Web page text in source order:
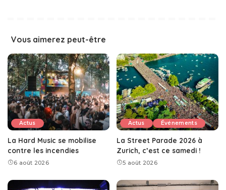
Vous aimerez peut-être
Actus
La Hard Music se mobilise
contre les incendies
6 août 2026
Actus Événements
La Street Parade 2026 à
Zurich, c’est ce samedi !
5 août 2026